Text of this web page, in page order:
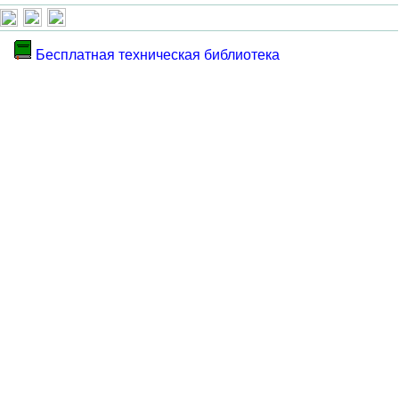
Бесплатная техническая библиотека